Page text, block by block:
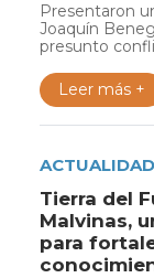
Presentaron
Joaquín
presunto
Leer más +
ACTUALIDAD
Tierra del
Malvinas,
para